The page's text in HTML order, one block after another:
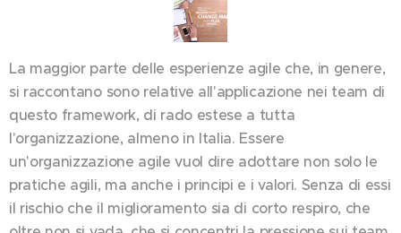
La maggior parte delle esperienze agile che, in genere,
si raccontano sono relative all'applicazione nei team di
questo framework, di rado estese a tutta
l'organizzazione, almeno in Italia. Essere
un'organizzazione agile vuol dire adottare non solo le
pratiche agili, ma anche i principi e i valori. Senza di essi
il rischio che il miglioramento sia di corto respiro, che